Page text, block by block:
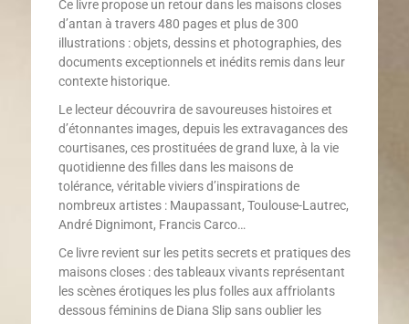
Ce livre propose un retour dans les maisons closes
d’antan à travers 480 pages et plus de 300
illustrations : objets, dessins et photographies, des
documents exceptionnels et inédits remis dans leur
contexte historique.
Le lecteur découvrira de savoureuses histoires et
d’étonnantes images, depuis les extravagances des
courtisanes, ces prostituées de grand luxe, à la vie
quotidienne des filles dans les maisons de
tolérance, véritable viviers d’inspirations de
nombreux artistes : Maupassant, Toulouse-Lautrec,
André Dignimont, Francis Carco…
Ce livre revient sur les petits secrets et pratiques des
maisons closes : des tableaux vivants représentant
les scènes érotiques les plus folles aux affriolants
dessous féminins de Diana Slip sans oublier les